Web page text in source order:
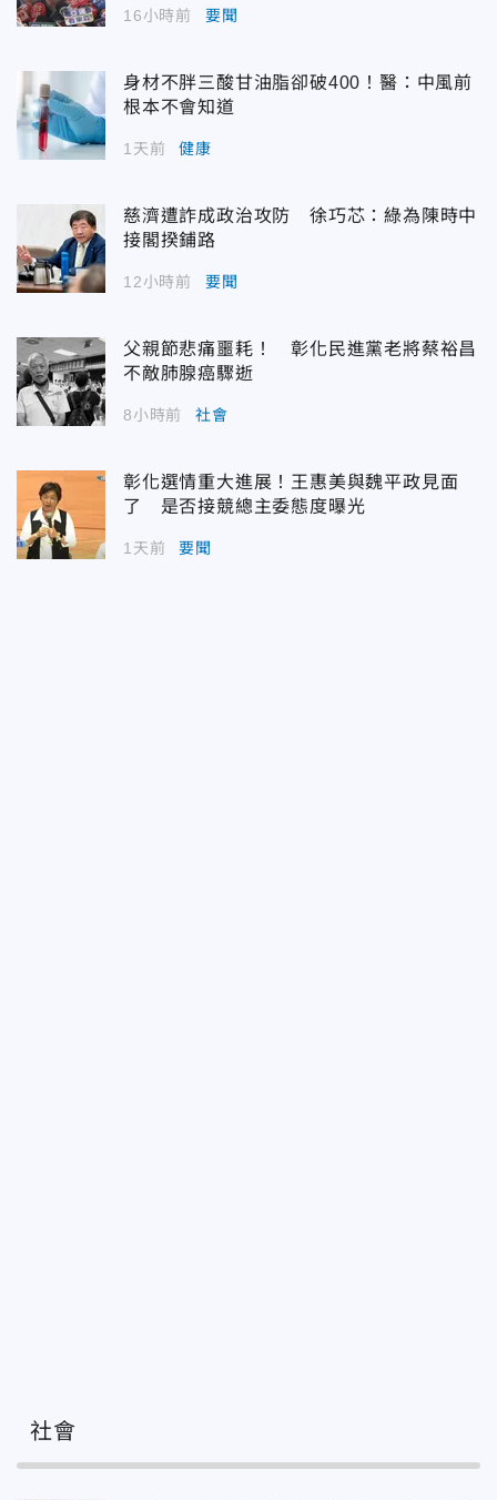
16小時前 要聞
身材不胖三酸甘油脂卻破400！醫：中風前
根本不會知道
1天前 健康
慈濟遭詐成政治攻防 徐巧芯：綠為陳時中
接閣揆鋪路
12小時前 要聞
父親節悲痛噩耗！ 彰化民進黨老將蔡裕昌
不敵肺腺癌驟逝
8小時前 社會
彰化選情重大進展！王惠美與魏平政見面
了 是否接競總主委態度曝光
1天前 要聞
社會